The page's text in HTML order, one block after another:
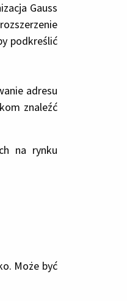
Gauss
podkreślić
adresu
znaleźć
na rynku
Może być